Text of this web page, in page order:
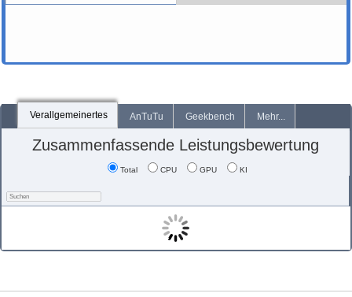
Verallgemeinertes AnTuTu Geekbench Mehr...
Zusammenfassende Leistungsbewertung
Total CPU GPU KI